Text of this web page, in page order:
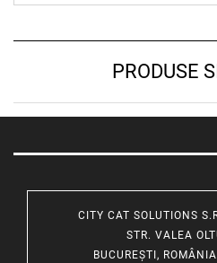
PRODUSE
CITY CAT SOLUTIONS
STR. VALEA
BUCUREȘTI,